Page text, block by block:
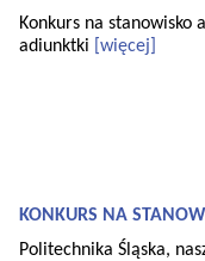
Konkurs na stanowisko
adiunktki
[więcej]
KONKURS NA
Politechnika Śląska,